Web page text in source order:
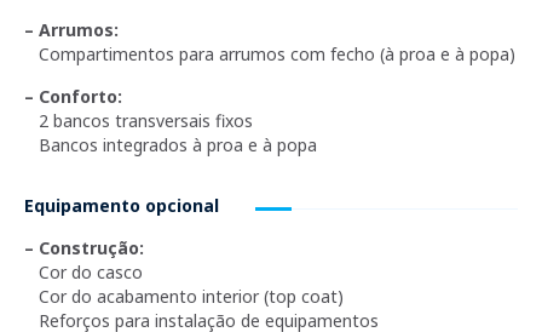
– Arrumos:
Compartimentos para arrumos com fecho (à proa e à popa)
– Conforto:
2 bancos transversais fixos
Bancos integrados à proa e à popa
Equipamento opcional
– Construção:
Cor do casco
Cor do acabamento interior (top coat)
Reforços para instalação de equipamentos